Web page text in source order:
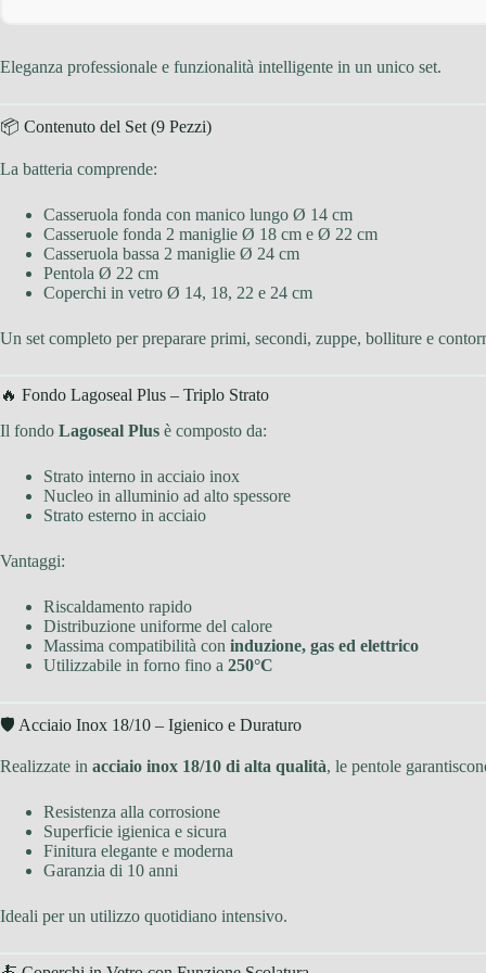
Eleganza professionale e funzionalità intelligente in un unico set.
📦 Contenuto del Set (9 Pezzi)
La batteria comprende:
Casseruola fonda con manico lungo Ø 14 cm
Casseruole fonda 2 maniglie Ø 18 cm e Ø 22 cm
Casseruola bassa 2 maniglie Ø 24 cm
Pentola Ø 22 cm
Coperchi in vetro Ø 14, 18, 22 e 24 cm
Un set completo per preparare primi, secondi, zuppe, bolliture e
🔥 Fondo Lagoseal Plus – Triplo Strato
Il fondo Lagoseal Plus è composto da:
Strato interno in acciaio inox
Nucleo in alluminio ad alto spessore
Strato esterno in acciaio
Vantaggi:
Riscaldamento rapido
Distribuzione uniforme del calore
Massima compatibilità con induzione, gas ed elettrico
Utilizzabile in forno fino a 250°C
🛡 Acciaio Inox 18/10 – Igienico e Duraturo
Realizzate in acciaio inox 18/10 di alta qualità, le pentole
Resistenza alla corrosione
Superficie igienica e sicura
Finitura elegante e moderna
Garanzia di 10 anni
Ideali per un utilizzo quotidiano intensivo.